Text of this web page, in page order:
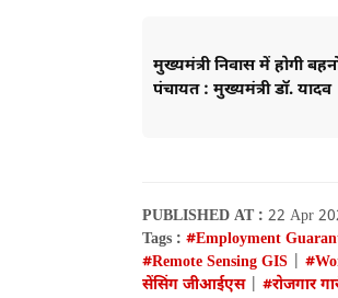
मुख्यमंत्री निवास में होगी
पंचायत : मुख्यमंत्री डॉ. यादव
PUBLISHED AT : 22 Apr
Tags : #Employment
#Remote Sensing GIS
सेंसिंग जीआईएस| #रोजगार